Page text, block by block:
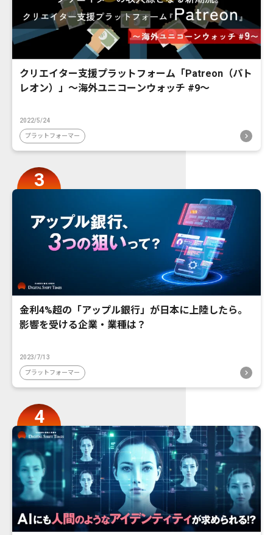
クリエイター支援プラットフォーム「Patreon（パト
レオン）」〜海外ユニコーンウォッチ #9〜
2022/5/24
プラットフォーマー
金利4%超の「アップル銀行」が日本に上陸したら。
影響を受ける企業・業種は？
2023/7/13
プラットフォーマー